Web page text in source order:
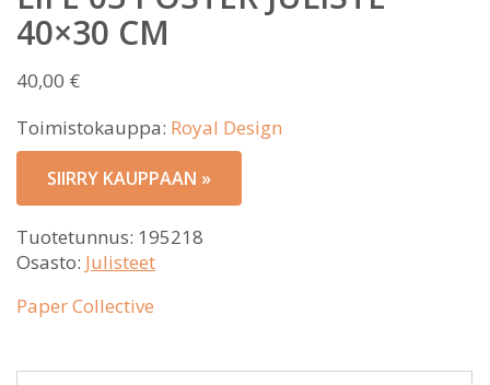
40×30 CM
40,00 €
Toimistokauppa: Royal Design
SIIRRY KAUPPAAN »
Tuotetunnus: 195218
Osasto: Julisteet
Paper Collective